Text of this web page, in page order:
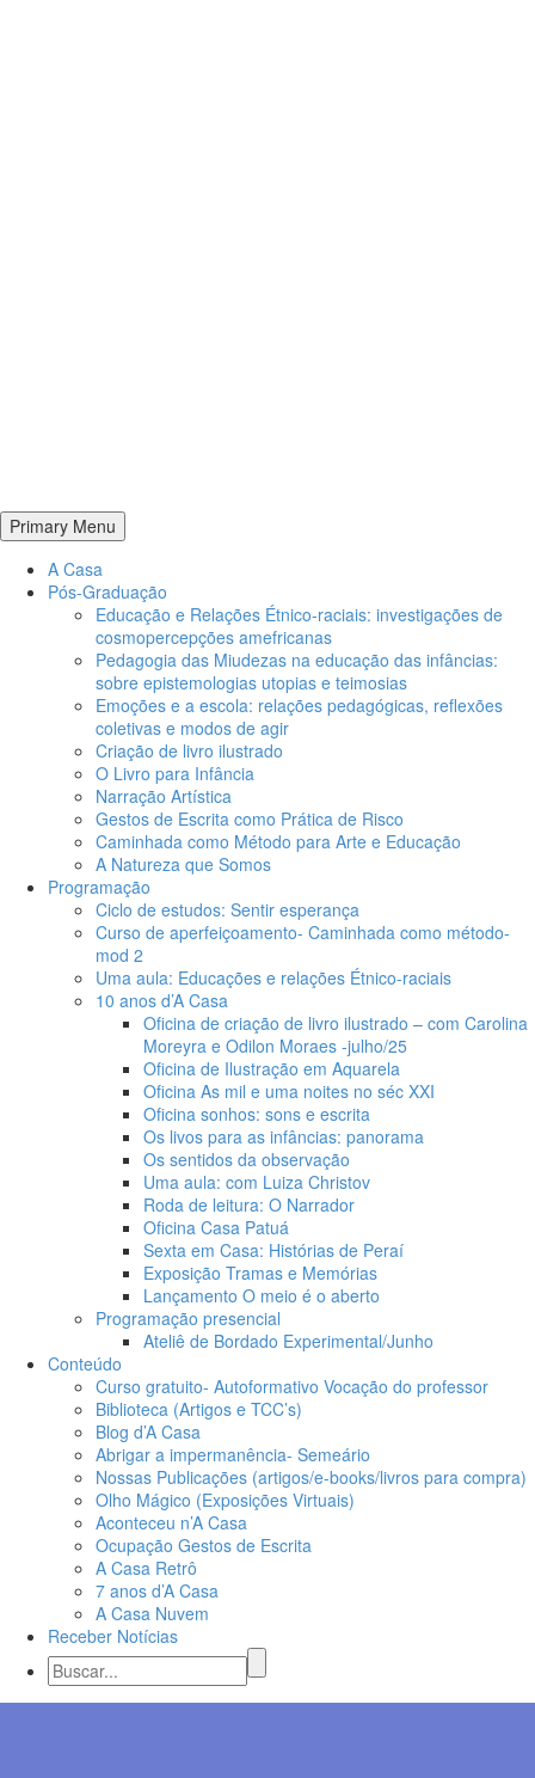
Primary Menu
A Casa
Pós-Graduação
Educação e Relações Étnico-raciais: investigações de
cosmopercepções amefricanas
Pedagogia das Miudezas na educação das infâncias:
sobre epistemologias utopias e teimosias
Emoções e a escola: relações pedagógicas, reflexões
coletivas e modos de agir
Criação de livro ilustrado
O Livro para Infância
Narração Artística
Gestos de Escrita como Prática de Risco
Caminhada como Método para Arte e Educação
A Natureza que Somos
Programação
Ciclo de estudos: Sentir esperança
Curso de aperfeiçoamento- Caminhada como método-
mod 2
Uma aula: Educações e relações Étnico-raciais
10 anos d’A Casa
Oficina de criação de livro ilustrado – com Carolina
Moreyra e Odilon Moraes -julho/25
Oficina de Ilustração em Aquarela
Oficina As mil e uma noites no séc XXI
Oficina sonhos: sons e escrita
Os livos para as infâncias: panorama
Os sentidos da observação
Uma aula: com Luiza Christov
Roda de leitura: O Narrador
Oficina Casa Patuá
Sexta em Casa: Histórias de Peraí
Exposição Tramas e Memórias
Lançamento O meio é o aberto
Programação presencial
Ateliê de Bordado Experimental/Junho
Conteúdo
Curso gratuito- Autoformativo Vocação do professor
Biblioteca (Artigos e TCC’s)
Blog d’A Casa
Abrigar a impermanência- Semeário
Nossas Publicações (artigos/e-books/livros para compra)
Olho Mágico (Exposições Virtuais)
Aconteceu n’A Casa
Ocupação Gestos de Escrita
A Casa Retrô
7 anos d’A Casa
A Casa Nuvem
Receber Notícias